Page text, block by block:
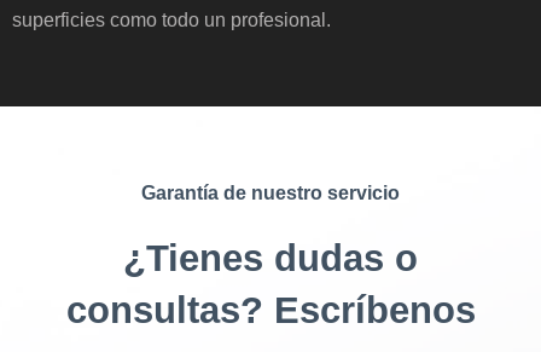
superficies como todo un profesional.
Garantía de nuestro servicio
¿Tienes dudas o
consultas? Escríbenos